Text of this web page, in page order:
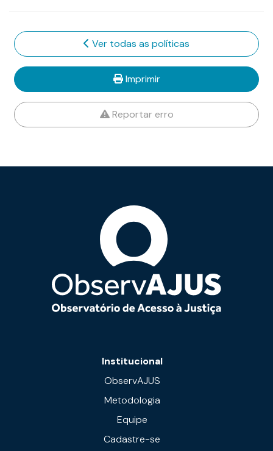
Ver todas as políticas
Imprimir
Reportar erro
Institucional
ObservAJUS
Metodologia
Equipe
Cadastre-se